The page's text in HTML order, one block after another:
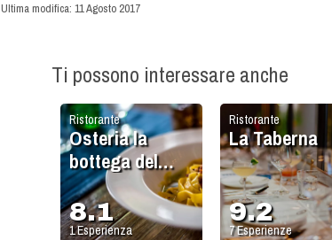
Ultima modifica: 11 Agosto 2017
Ti possono interessare anche
Ristorante
La Taberna
9.2
7Esperienze
Ristorante
Osteria la
bottega del
macellaio
8.1
1Esperienza